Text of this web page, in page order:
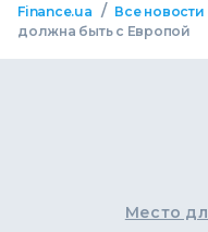
Finance.ua / Все новости
должна быть с Европой
Место